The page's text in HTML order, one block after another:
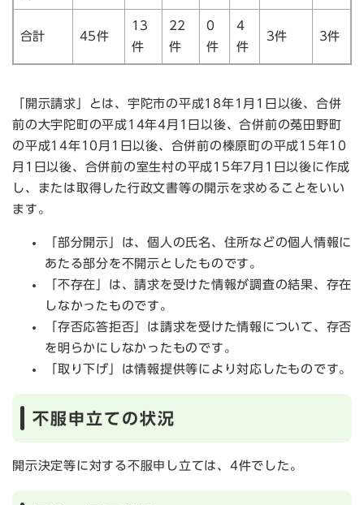
合計 45件
13
件
22
件
0
件
4
件
3件 3件
「開示請求」とは、宇陀市の平成18年1月1日以後、合併
前の大宇陀町の平成14年4月1日以後、合併前の菟田野町
の平成14年10月1日以後、合併前の榛原町の平成15年10
月1日以後、合併前の室生村の平成15年7月1日以後に作成
し、または取得した行政文書等の開示を求めることをいい
ます。
「部分開示」は、個人の氏名、住所などの個人情報に
あたる部分を不開示としたものです。
「不存在」は、請求を受けた情報が調査の結果、存在
しなかったものです。
「存否応答拒否」は請求を受けた情報について、存否
を明らかにしなかったものです。
「取り下げ」は情報提供等により対応したものです。
不服申立ての状況
開示決定等に対する不服申し立ては、4件でした。